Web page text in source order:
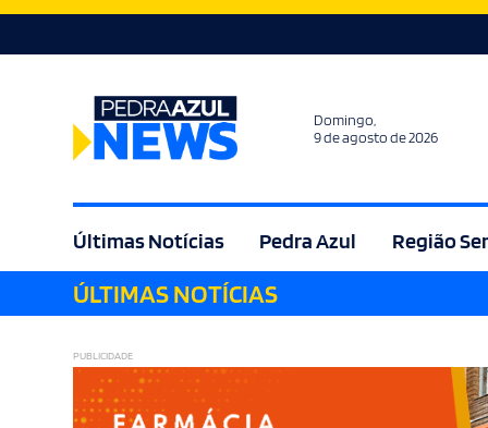
Domingo,
9 de agosto de 2026
Últimas Notícias Pedra Azul Região
Agricultura
ÚLTIMAS NOTÍCIAS
PUBLICIDADE